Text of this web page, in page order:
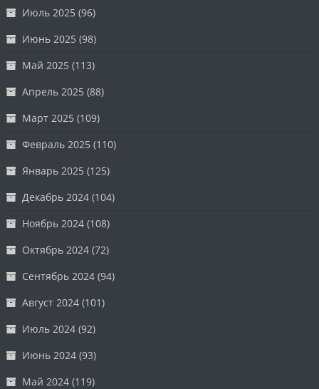
Июль 2025 (96)
Июнь 2025 (98)
Май 2025 (113)
Апрель 2025 (88)
Март 2025 (109)
Февраль 2025 (110)
Январь 2025 (125)
Декабрь 2024 (104)
Ноябрь 2024 (108)
Октябрь 2024 (72)
Сентябрь 2024 (94)
Август 2024 (101)
Июль 2024 (92)
Июнь 2024 (93)
Май 2024 (119)